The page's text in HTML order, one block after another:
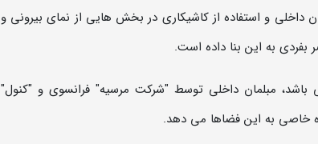
و استفاده از کاشیکاری در بخش هایی از نمای بیرونی و
بفردی به این بنا داده است.
مبلمان داخلي توسط "شرکت مرسیه" فرانسوی و "کنول"
خاصی به این فضاها می دهد.